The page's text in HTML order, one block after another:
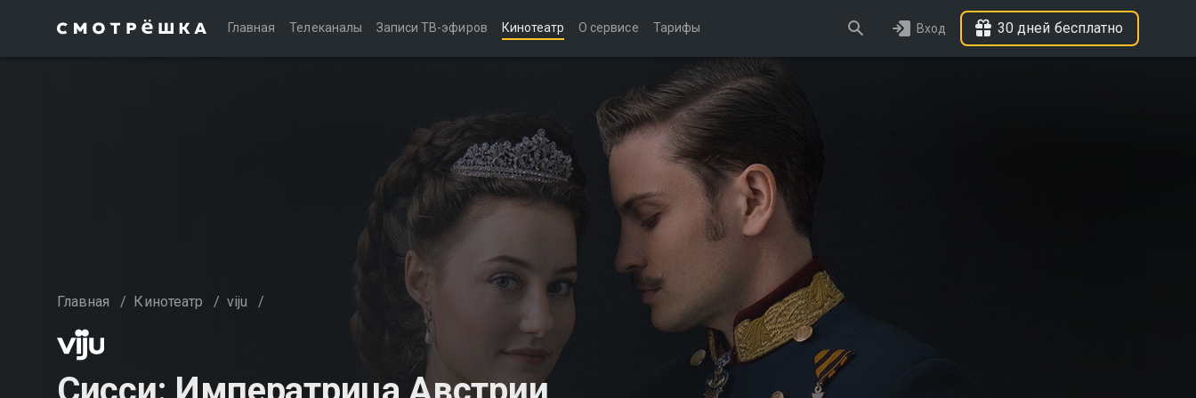
Главная Телеканалы Записи ТВ-эфиров Кинотеатр О сервисе Тарифы Вход 30 дней бесплатно
Главная / Кинотеатр / viju /